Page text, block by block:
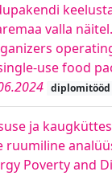
valla
use food
diplomitööd
ja
ruumiline
Poverty and